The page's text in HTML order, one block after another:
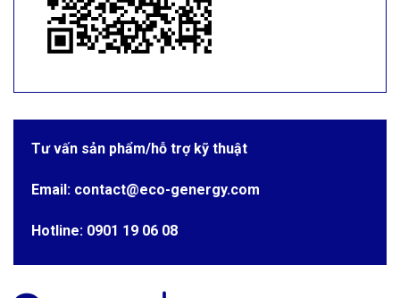
Tư vấn sản phẩm/hỗ trợ kỹ thuật
Email: contact@eco-genergy.com
Hotline: 0901 19 06 08